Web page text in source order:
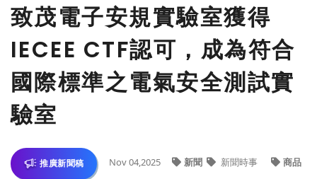
致茂電子安規實驗室獲得
IECEE CTF認可，成為符合
國際標準之電氣安全測試實
驗室
推廣新聞稿 Nov 04,2025 新聞 新聞時事 商品